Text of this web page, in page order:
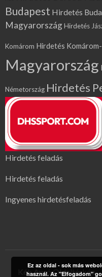
Budapest Hirdetés
MagyarországHirdetés
Komárom Hirdetés
Magyarország
Németország Hirdetés
Hirdetés feladás
Hirdetés feladás
Ingyenes hirdetésfeladás
Kék Apró Oldaltérkép
Ez az oldal - sok más
használ. Az "Elfogadom"